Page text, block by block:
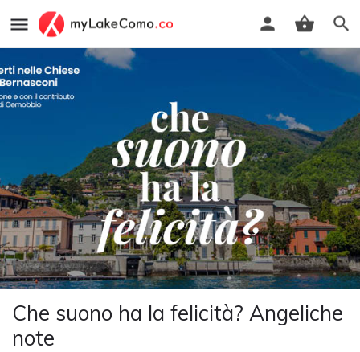
Che suono ha la felicità? Angeliche
note